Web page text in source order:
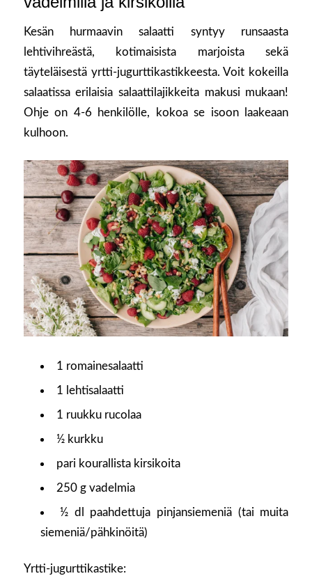
Kesän hurmaavin salaatti syntyy runsaasta
lehtivihreästä, kotimaisista marjoista sekä
täyteläisestä yrtti-jugurttikastikkeesta. Voit kokeilla
salaatissa erilaisia salaattilajikkeita makusi mukaan!
Ohje on 4-6 henkilölle, kokoa se isoon laakeaan
kulhoon.
1 romainesalaatti
1 lehtisalaatti
1 ruukku rucolaa
½ kurkku
pari kourallista kirsikoita
250 g vadelmia
½ dl paahdettuja pinjansiemeniä (tai muita
siemeniä/pähkinöitä)
Yrtti-jugurttikastike: